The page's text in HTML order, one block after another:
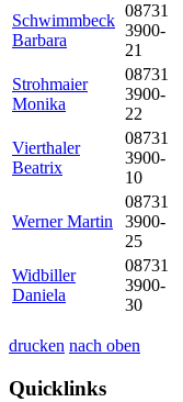
Schwimmbeck
Barbara
08731
3900-
21
Strohmaier
Monika
08731
3900-
22
Vierthaler
Beatrix
08731
3900-
10
Werner Martin
08731
3900-
25
Widbiller
Daniela
08731
3900-
30
drucken nach oben
Quicklinks